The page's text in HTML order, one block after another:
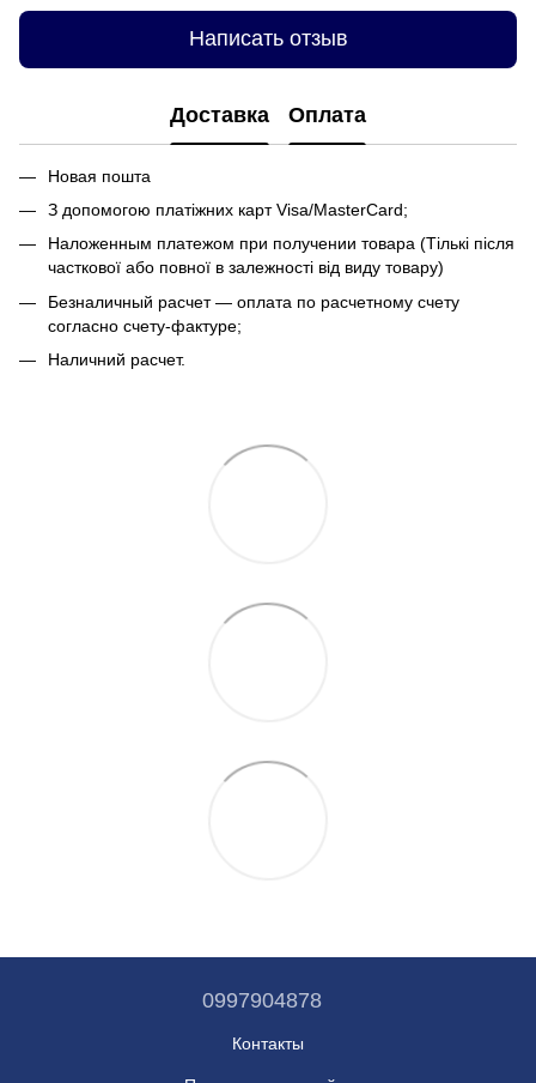
Написать отзыв
Доставка Оплата
Новая пошта
З допомогою платіжних карт Visa/MasterCard;
Наложенным платежом при получении товара (Тількі після
часткової або повної в залежності від виду товару)
Безналичный расчет — оплата по расчетному счету
согласно счету-фактуре;
Наличний расчет.
0997904878
Контакты